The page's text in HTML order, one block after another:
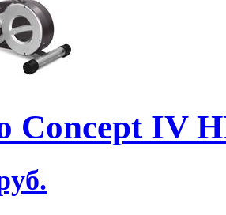
Concept IV